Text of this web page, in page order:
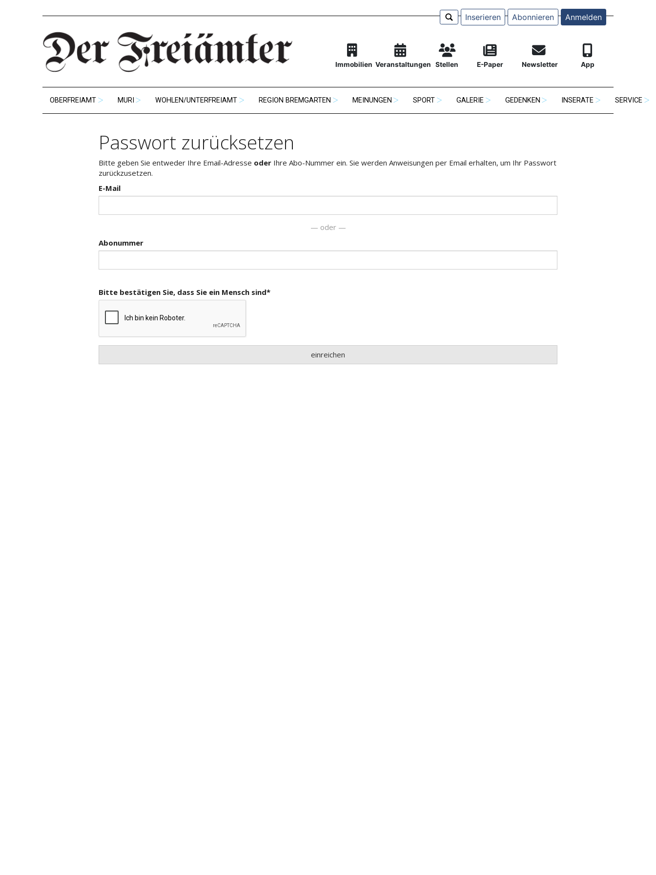
Inserieren Abonnieren Anmelden
Immobilien Veranstaltungen Stellen E-Paper Newsletter App
OBERFREIAMT MURI WOHLEN/UNTERFREIAMT REGION BREMGARTEN MEINUNGEN SPORT GALERIE GEDENKEN INSERATE SERVICE